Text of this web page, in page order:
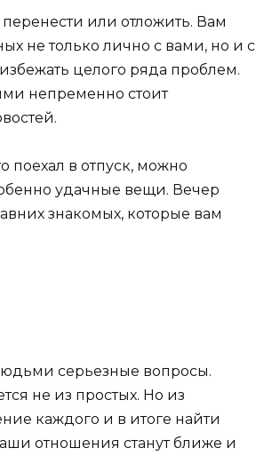
или отложить. Вам
не только лично с вами, но и с
целого ряда проблем.
непременно стоит
поехал в отпуск, можно
удачные вещи. Вечер
знакомых, которые вам
серьезные вопросы.
не из простых. Но из
каждого и в итоге найти
отношения станут ближе и